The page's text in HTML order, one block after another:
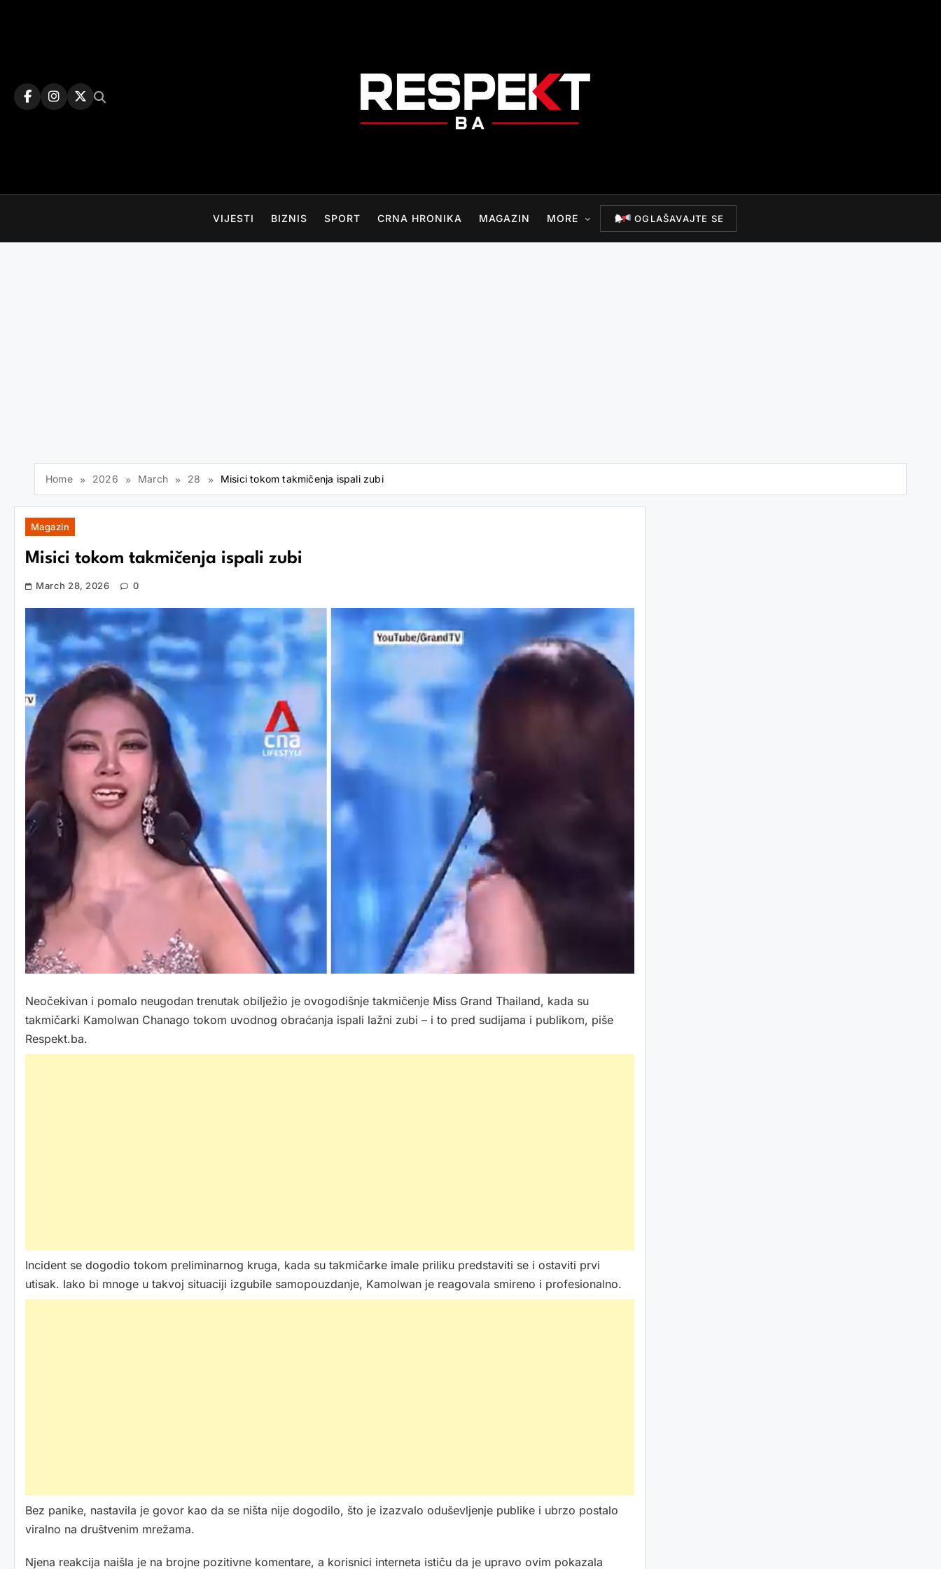
VIJESTI BIZNIS SPORT CRNA HRONIKA MAGAZIN MORE OGLAŠAVAJTE SE
Home 2026 March 28 Misici tokom takmičenja ispali zubi
Magazin
Misici tokom takmičenja ispali zubi
March 28, 2026 0
Neočekivan i pomalo neugodan trenutak obilježio je ovogodišnje takmičenje Miss Grand Thailand, kada su
takmičarki Kamolwan Chanago tokom uvodnog obraćanja ispali lažni zubi – i to pred sudijama i publikom, piše
Respekt.ba.
Incident se dogodio tokom preliminarnog kruga, kada su takmičarke imale priliku predstaviti se i ostaviti prvi
utisak. Iako bi mnoge u takvoj situaciji izgubile samopouzdanje, Kamolwan je reagovala smireno i profesionalno.
Bez panike, nastavila je govor kao da se ništa nije dogodilo, što je izazvalo oduševljenje publike i ubrzo postalo
viralno na društvenim mrežama.
Njena reakcija naišla je na brojne pozitivne komentare, a korisnici interneta ističu da je upravo ovim pokazala